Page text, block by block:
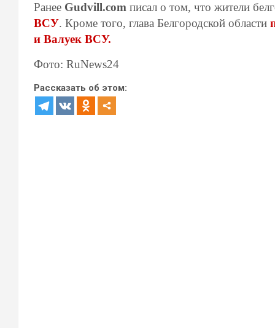
Ранее Gudvill.com писал о том, что жители
ВСУ. Кроме того, глава Белгородской области
и Валуек ВСУ.
Фото: RuNews24
Рассказать об этом: